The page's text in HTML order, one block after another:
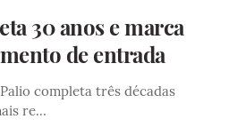
30 anos e marca
de entrada
completa três décadas
re…